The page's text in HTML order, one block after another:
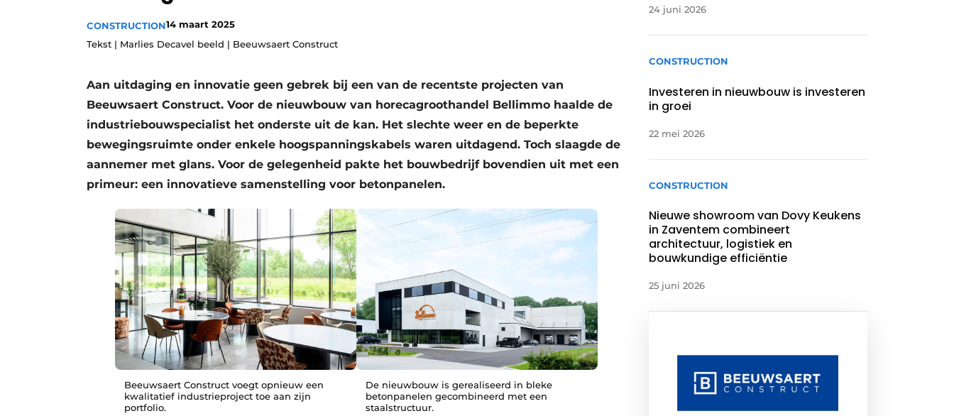
Vacature aanmelden
Video’s
CONSTRUCTION14 maart 2025
Tekst | Marlies Decavel beeld | Beeuwsaert Construct
Aan uitdaging en innovatie geen gebrek bij een van de recentste projecten van
Beeuwsaert Construct. Voor de nieuwbouw van horecagroothandel Bellimmo haalde de
industriebouwspecialist het onderste uit de kan. Het slechte weer en de beperkte
bewegingsruimte onder enkele hoogspanningskabels waren uitdagend. Toch slaagde de
aannemer met glans. Voor de gelegenheid pakte het bouwbedrijf bovendien uit met een
primeur: een innovatieve samenstelling voor betonpanelen.
Beeuwsaert Construct voegt opnieuw een
kwalitatief industrieproject toe aan zijn
portfolio.
De nieuwbouw is gerealiseerd in bleke
betonpanelen gecombineerd met een
staalstructuur.
24 juni 2026
CONSTRUCTION
Investeren in nieuwbouw is investeren
in groei
22 mei 2026
CONSTRUCTION
Nieuwe showroom van Dovy Keukens
in Zaventem combineert
architectuur, logistiek en
bouwkundige efficiëntie
25 juni 2026